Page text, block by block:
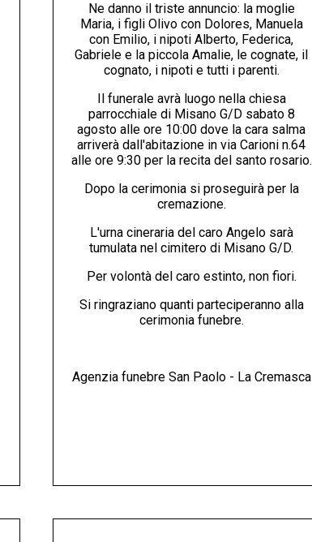
Ne danno il triste annuncio: la moglie
Maria, i figli Olivo con Dolores, Manuela
con Emilio, i nipoti Alberto, Federica,
Gabriele e la piccola Amalie, le cognate, il
cognato, i nipoti e tutti i parenti.
Il funerale avrà luogo nella chiesa
parrocchiale di Misano G/D sabato 8
agosto alle ore 10:00 dove la cara salma
arriverà dall'abitazione in via Carioni n.64
alle ore 9:30 per la recita del santo rosario.
Dopo la cerimonia si proseguirà per la
cremazione.
L'urna cineraria del caro Angelo sarà
tumulata nel cimitero di Misano G/D.
Per volontà del caro estinto, non fiori.
Si ringraziano quanti parteciperanno alla
cerimonia funebre.
Agenzia funebre San Paolo - La Cremasca